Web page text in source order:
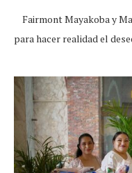
Fairmont Mayakoba y
para hacer realidad el